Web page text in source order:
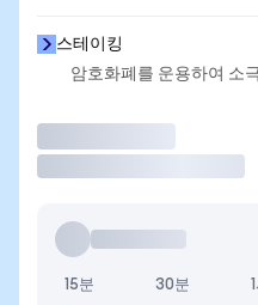
스테이킹
암호화폐를 운용하여 소
15분 30분